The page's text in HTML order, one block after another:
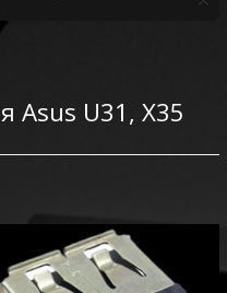
Asus U31, X35